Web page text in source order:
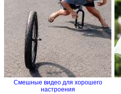
Смешные видео для хорошего
настроения